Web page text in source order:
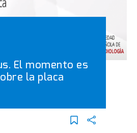
El momento es
la placa